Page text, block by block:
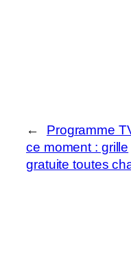
←
Programme
ce moment : grille
gratuite toutes